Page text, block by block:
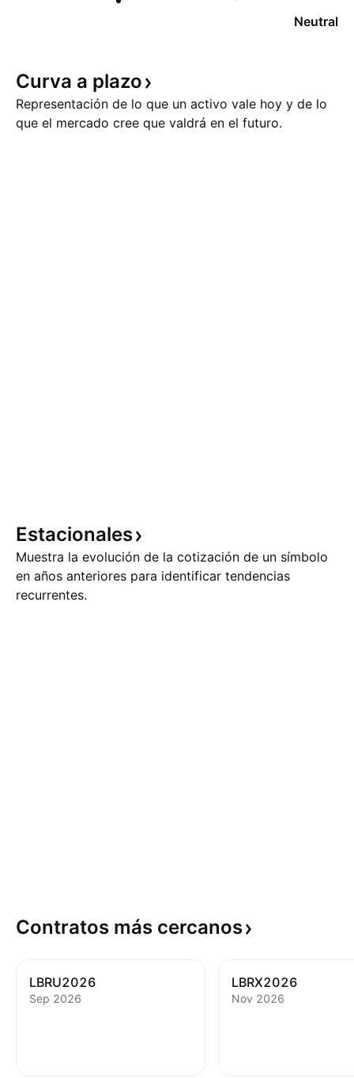
Neutral
Curva a plazo
Representación de lo que un activo vale hoy y de lo
que el mercado cree que valdrá en el futuro.
Estacionales
Muestra la evolución de la cotización de un símbolo
en años anteriores para identificar tendencias
recurrentes.
Contratos más cercanos
LBRU2026
Sep 2026
LBRX2026
Nov 2026